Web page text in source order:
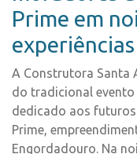
Prime em
experiências
A Construtora Santa
do tradicional evento
dedicado aos
Prime,
Engordadouro. Na